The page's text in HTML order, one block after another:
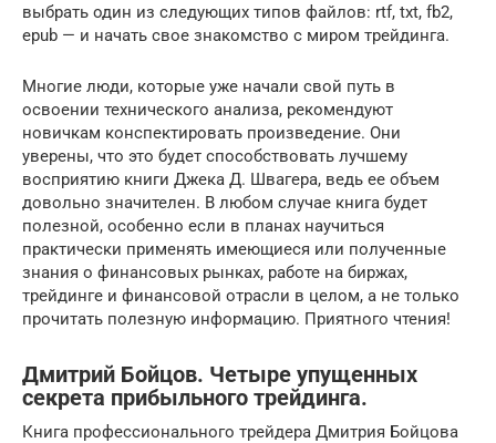
выбрать один из следующих типов файлов: rtf, txt, fb2,
epub — и начать свое знакомство с миром трейдинга.
Многие люди, которые уже начали свой путь в
освоении технического анализа, рекомендуют
новичкам конспектировать произведение. Они
уверены, что это будет способствовать лучшему
восприятию книги Джека Д. Швагера, ведь ее объем
довольно значителен. В любом случае книга будет
полезной, особенно если в планах научиться
практически применять имеющиеся или полученные
знания о финансовых рынках, работе на биржах,
трейдинге и финансовой отрасли в целом, а не только
прочитать полезную информацию. Приятного чтения!
Дмитрий Бойцов. Четыре упущенных
секрета прибыльного трейдинга.
Книга профессионального трейдера Дмитрия Бойцова